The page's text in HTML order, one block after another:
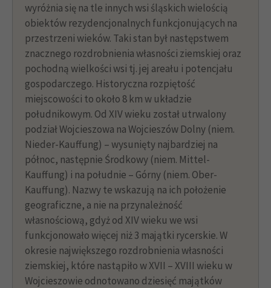
wyróżnia się na tle innych wsi śląskich wielością
obiektów rezydencjonalnych funkcjonujących na
przestrzeni wieków. Taki stan był następstwem
znacznego rozdrobnienia własności ziemskiej oraz
pochodną wielkości wsi tj. jej areału i potencjału
gospodarczego. Historyczna rozpiętość
miejscowości to około 8 km w układzie
południkowym. Od XIV wieku został utrwalony
podział Wojcieszowa na Wojcieszów Dolny (niem.
Nieder-Kauffung) – wysunięty najbardziej na
północ, następnie Środkowy (niem. Mittel-
Kauffung) i na południe – Górny (niem. Ober-
Kauffung). Nazwy te wskazują na ich położenie
geograficzne, a nie na przynależność
własnościową, gdyż od XIV wieku we wsi
funkcjonowało więcej niż 3 majątki rycerskie. W
okresie największego rozdrobnienia własności
ziemskiej, które nastąpiło w XVII – XVIII wieku w
Wojcieszowie odnotowano dziesięć majątków